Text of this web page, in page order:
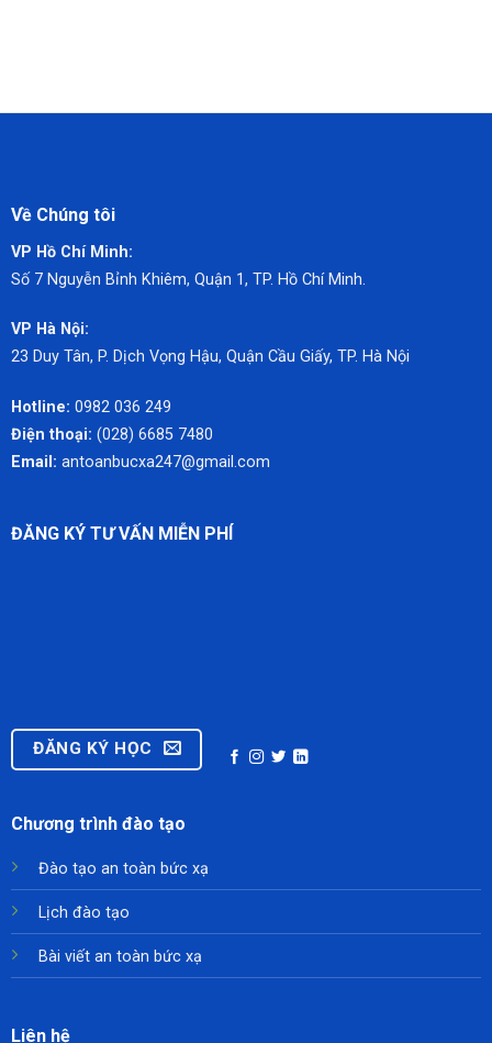
Về Chúng tôi
VP Hồ Chí Minh:
Số 7 Nguyễn Bỉnh Khiêm, Quận 1, TP. Hồ Chí Minh.
VP Hà Nội:
23 Duy Tân, P. Dịch Vọng Hậu, Quận Cầu Giấy, TP. Hà Nội
Hotline: 0982 036 249
Điện thoại: (028) 6685 7480
Email: antoanbucxa247@gmail.com
Chương trình đào tạo
Đào tạo an toàn bức xạ
Lịch đào tạo
Bài viết an toàn bức xạ
Liên hệ
ĐĂNG KÝ TƯ VẤN MIỄN PHÍ
ĐĂNG KÝ HỌC